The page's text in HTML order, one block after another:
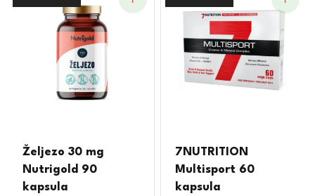
Željezo 30 mg
Nutrigold 90
kapsula
7NUTRITION
Multisport 60
kapsula